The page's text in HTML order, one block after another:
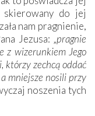
do jej
nam pragnienie,
Jezusa: „pragnie
z wizerunkiem Jego
którzy zechcą oddać
mniejsze nosili przy
noszenia tych